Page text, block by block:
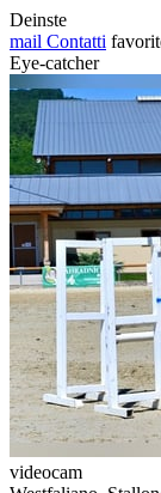
Deinste
mail Contatti
Eye-catcher
videocam